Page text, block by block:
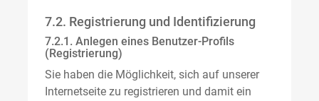
7.2. Registrierung und Identifizierung
7.2.1. Anlegen eines Benutzer-Profils
(Registrierung)
Sie haben die Möglichkeit, sich auf unserer
Internetseite zu registrieren und damit ein